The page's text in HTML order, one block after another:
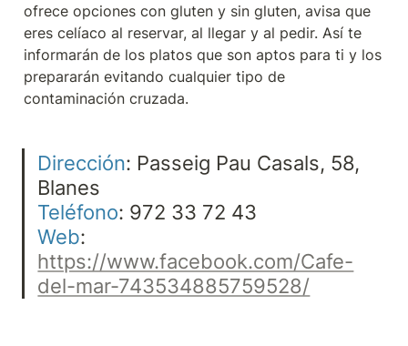
ofrece opciones con gluten y sin gluten, avisa que
eres celíaco al reservar, al llegar y al pedir. Así te
informarán de los platos que son aptos para ti y los
prepararán evitando cualquier tipo de
contaminación cruzada.
Dirección: Passeig Pau Casals, 58,
Teléfono
Web
https://www.facebook.com/Cafe-
del-mar-743534885759528/